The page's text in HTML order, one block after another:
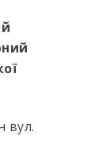
вул.